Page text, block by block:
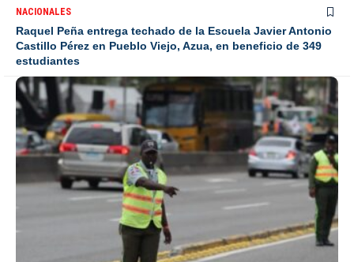
NACIONALES
Raquel Peña entrega techado de la Escuela Javier Antonio
Castillo Pérez en Pueblo Viejo, Azua, en beneficio de 349
estudiantes